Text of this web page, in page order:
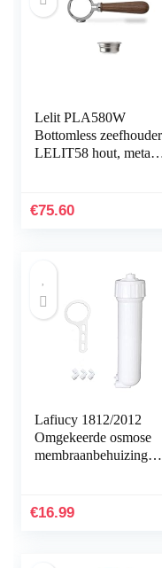
Lelit PLA580W
Bottomless zeefhouder
LELIT58 hout,
€75.60
Lafiucy 1812/2012
Omgekeerde osmose
membraanbehuizing
hele set, compatibel
€16.99